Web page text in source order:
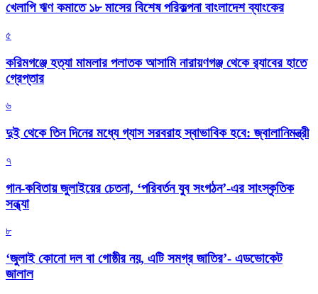
খেলাপি ঋণ কমাতে ১৮ মাসের বিশেষ পরিকল্পনা বাংলাদেশ ব্যাংকের
৫
করিমগঞ্জে হত্যা মামলার পলাতক আসামি নারায়ণগঞ্জ থেকে র‌্যাবের হাতে
গ্রেপ্তার
৬
দুই থেকে তিন দিনের মধ্যে গ্যাস সরবরাহ স্বাভাবিক হবে: জ্বালানিমন্ত্রী
৭
গান-কবিতায় জুলাইয়ের চেতনা, ‘পরিবর্তন যুব সংগঠন’-এর সাংস্কৃতিক
সন্ধ্যা
৮
‘জুলাই কোনো দল বা গোষ্ঠীর নয়, এটি সমগ্র জাতির’- এডভোকেট
জালাল